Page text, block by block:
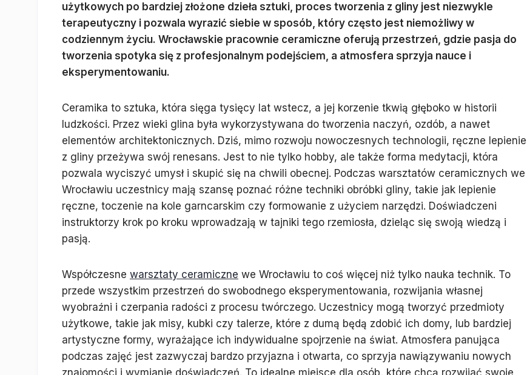
użytkowych po bardziej złożone dzieła sztuki, proces tworzenia z gliny jest niezwykle
terapeutyczny i pozwala wyrazić siebie w sposób, który często jest niemożliwy w
codziennym życiu. Wrocławskie pracownie ceramiczne oferują przestrzeń, gdzie pasja do
tworzenia spotyka się z profesjonalnym podejściem, a atmosfera sprzyja nauce i
eksperymentowaniu.
Ceramika to sztuka, która sięga tysięcy lat wstecz, a jej korzenie tkwią głęboko w historii
ludzkości. Przez wieki glina była wykorzystywana do tworzenia naczyń, ozdób, a nawet
elementów architektonicznych. Dziś, mimo rozwoju nowoczesnych technologii, ręczne lepienie
z gliny przeżywa swój renesans. Jest to nie tylko hobby, ale także forma medytacji, która
pozwala wyciszyć umysł i skupić się na chwili obecnej. Podczas warsztatów ceramicznych we
Wrocławiu uczestnicy mają szansę poznać różne techniki obróbki gliny, takie jak lepienie
ręczne, toczenie na kole garncarskim czy formowanie z użyciem narzędzi. Doświadczeni
instruktorzy krok po kroku wprowadzają w tajniki tego rzemiosła, dzieląc się swoją wiedzą i
pasją.
Współczesne warsztaty ceramiczne we Wrocławiu to coś więcej niż tylko nauka technik. To
przede wszystkim przestrzeń do swobodnego eksperymentowania, rozwijania własnej
wyobraźni i czerpania radości z procesu twórczego. Uczestnicy mogą tworzyć przedmioty
użytkowe, takie jak misy, kubki czy talerze, które z dumą będą zdobić ich domy, lub bardziej
artystyczne formy, wyrażające ich indywidualne spojrzenie na świat. Atmosfera panująca
podczas zajęć jest zazwyczaj bardzo przyjazna i otwarta, co sprzyja nawiązywaniu nowych
znajomości i wymianie doświadczeń. To idealne miejsce dla osób, które chcą rozwijać swoje